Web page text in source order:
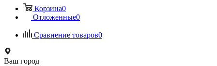
Корзина0
Отложенные0
Сравнение товаров0
Ваш город